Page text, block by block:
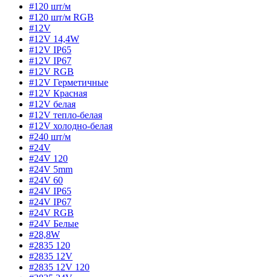
#120 шт/м
#120 шт/м RGB
#12V
#12V 14,4W
#12V IP65
#12V IP67
#12V RGB
#12V Герметичные
#12V Красная
#12V белая
#12V тепло-белая
#12V холодно-белая
#240 шт/м
#24V
#24V 120
#24V 5mm
#24V 60
#24V IP65
#24V IP67
#24V RGB
#24V Белые
#28,8W
#2835 120
#2835 12V
#2835 12V 120